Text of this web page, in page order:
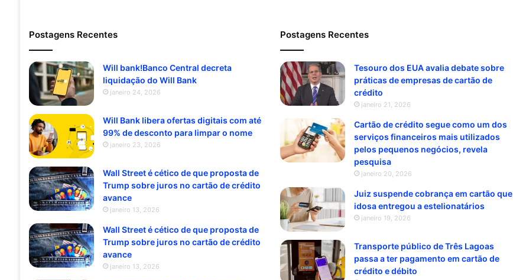
Postagens Recentes
Will bank!Banco Central decreta
liquidação do Will Bank
janeiro 24, 2026
Will Bank libera ofertas digitais com até
99% de desconto para limpar o nome
janeiro 23, 2026
Wall Street é cético de que proposta de
Trump sobre juros no cartão de crédito
avance
janeiro 13, 2026
Wall Street é cético de que proposta de
Trump sobre juros no cartão de crédito
avance
janeiro 13, 2026
Postagens Recentes
Tesouro dos EUA avalia debate sobre
práticas de empresas de cartão de
crédito
janeiro 21, 2026
Cartão de crédito segue como um dos
serviços financeiros mais utilizados
pelos pequenos negócios, revela
pesquisa
janeiro 20, 2026
Juiz suspende cobrança em cartão que
idosa entregou a estelionatários
janeiro 19, 2026
Transporte público de Três Lagoas
passa a ter pagamento em cartão de
crédito e débito